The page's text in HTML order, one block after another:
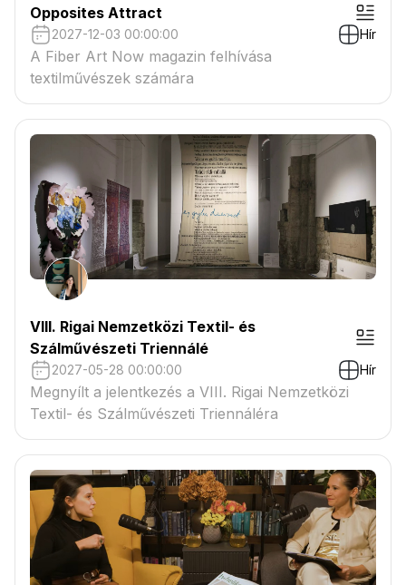
Opposites Attract
2027-12-03 00:00:00 Hír
A Fiber Art Now magazin felhívása
textilművészek számára
VIII. Rigai Nemzetközi Textil- és
Szálművészeti Triennálé
2027-05-28 00:00:00 Hír
Megnyílt a jelentkezés a VIII. Rigai Nemzetközi
Textil- és Szálművészeti Triennáléra